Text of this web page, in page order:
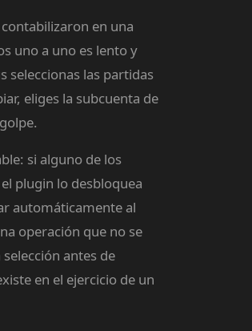
en una
uno a uno es lento y
seleccionas las partidas
eliges la subcuenta de
si alguno de los
plugin lo desbloquea
automáticamente al
operación que no se
antes de
en el ejercicio de un